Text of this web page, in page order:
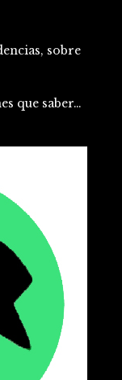
sobre
que saber…